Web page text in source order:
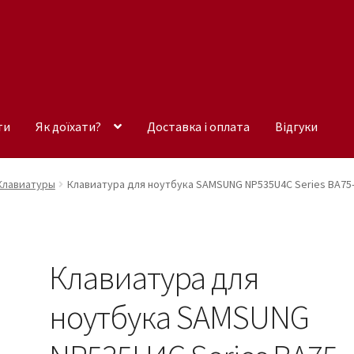
Як доїхати? Доставка і оплата Відгуки
Клавиатура для ноутбука SAMSUNG NP535U4C Series
Клавиатура для
ноутбука SAMSUNG